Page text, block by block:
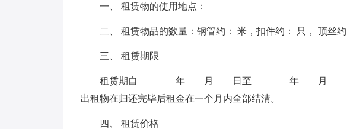
一、 租赁物的使用地点：
二、 租赁物品的数量：钢管约： 米，扣件约： 只， 顶丝
三、 租赁期限
租赁期自________年____月____日至________年____月
出租物在归还完毕后租金在一个月内全部结清。
四、 租赁价格